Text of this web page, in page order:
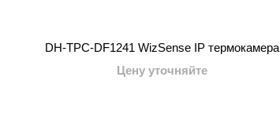
DH-TPC-DF1241 WizSense IP термокамера
Цену уточняйте